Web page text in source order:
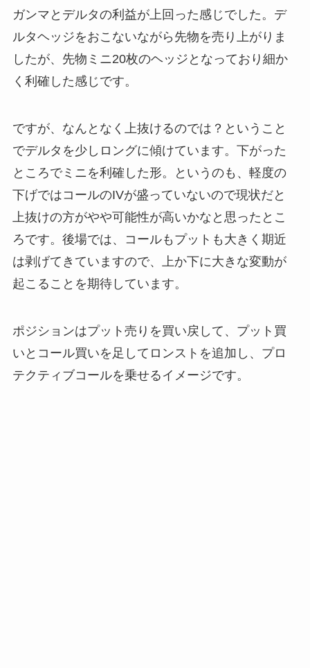
ガンマとデルタの利益が上回った感じでした。デ
ルタヘッジをおこないながら先物を売り上がりま
したが、先物ミニ20枚のヘッジとなっており細か
く利確した感じです。
ですが、なんとなく上抜けるのでは？ということ
でデルタを少しロングに傾けています。下がった
ところでミニを利確した形。というのも、軽度の
下げではコールのIVが盛っていないので現状だと
上抜けの方がやや可能性が高いかなと思ったとこ
ろです。後場では、コールもプットも大きく期近
は剥げてきていますので、上か下に大きな変動が
起こることを期待しています。
ポジションはプット売りを買い戻して、プット買
いとコール買いを足してロンストを追加し、プロ
テクティブコールを乗せるイメージです。